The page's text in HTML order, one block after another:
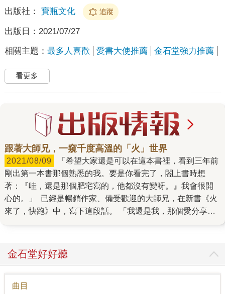
出版社： 寶瓶文化 追蹤
出版日： 2021/07/27
相關主題： 最多人喜歡 愛書大使推薦 金石堂強力推薦
看更多
跟著大師兄，一窺千度高溫的「火」世界
2021/08/09
剛出第一本書那個熟悉的我。要是你看完了，閤上書時想
著：『哇，還是那個肥宅寫的，他都沒有變呀。』我會很開
心的。」 已經是暢銷作家、備受歡迎的大師兄，在新書《火
來了，快跑》中，寫下這段話。 「我還是我，那個愛分享故
被調到了火葬場工作的他，那顆溫熱的初心始終不滅。 棺木
進爐火化時，身為火葬場菜鳥技工的大師兄在火化爐「後
台」，透過小小的方形檢視孔，根據棺木大小來調整火焰強
弱，控制火化速度。 《火來了，快跑》這本書正像是那個檢
金石堂好好聽
曲目